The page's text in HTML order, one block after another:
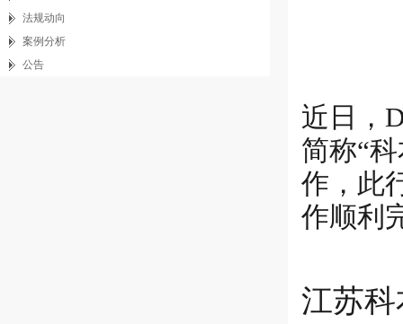
法规动向
案例分析
公告
近日，
简称“
作，此
作顺利
江苏